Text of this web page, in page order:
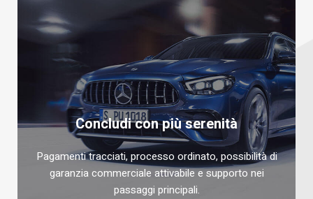
Concludi con più serenità
Pagamenti tracciati, processo ordinato, possibilità di
garanzia commerciale attivabile e supporto nei
passaggi principali.